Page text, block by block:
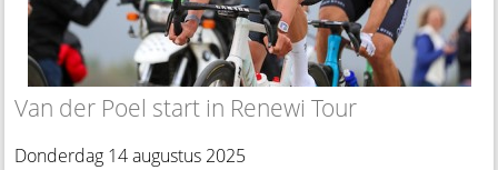
Van der Poel start in Renewi Tour
Donderdag 14 augustus 2025